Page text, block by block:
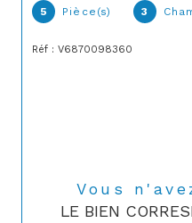
5 Pièce(s) 3
Réf : V6870098360
Vous
LE BIEN